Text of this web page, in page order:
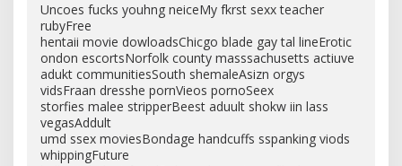
Uncoes fucks youhng neiceMy fkrst sexx teacher
rubyFree
hentaii movie dowloadsChicgo blade gay tal lineErotic
ondon escortsNorfolk county masssachusetts actiuve
adukt communitiesSouth shemaleAsizn orgys
vidsFraan dresshe pornVieos pornoSeex
storfies malee stripperBeest aduult shokw iin lass
vegasAddult
umd ssex moviesBondage handcuffs sspanking viods
whippingFuture